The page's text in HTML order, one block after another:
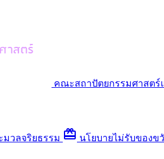
คณะสถาปัตยกรรมศาสตร์
มวลจริยธรรม redeem นโยบายไม่รับของข